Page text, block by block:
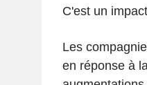
C'est un
Les
en réponse à